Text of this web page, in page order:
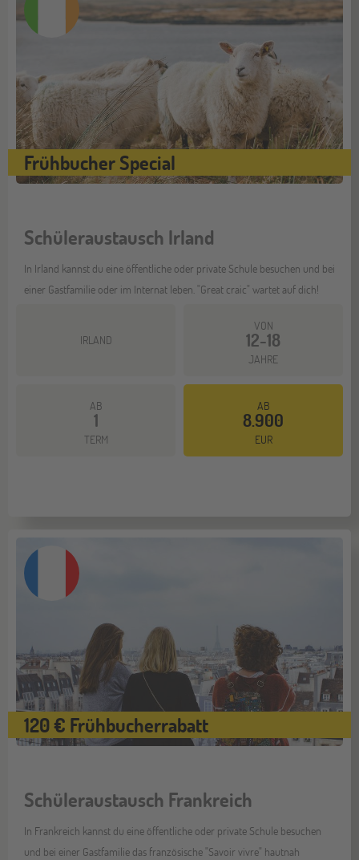
Frühbucher Special
Schüleraustausch Irland
In Irland kannst du eine öffentliche oder private Schule besuchen und bei
einer Gastfamilie oder im Internat leben. "Great craic" wartet auf dich!
IRLAND
VON
12-18
JAHRE
AB
1
TERM
AB
8.900
EUR
120 € Frühbucherrabatt
Schüleraustausch Frankreich
In Frankreich kannst du eine öffentliche oder private Schule besuchen
und bei einer Gastfamilie das französische "Savoir vivre" hautnah